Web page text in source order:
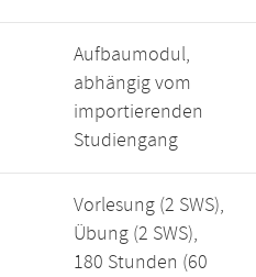
Aufbaumodul,
abhängig vom
importierenden
Studiengang
Vorlesung (2 SWS),
Übung (2 SWS),
180 Stunden (60